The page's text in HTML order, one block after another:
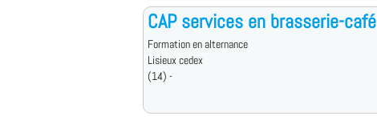
CAP services en brasserie-café
Formation en alternance
Lisieux cedex
(14) -